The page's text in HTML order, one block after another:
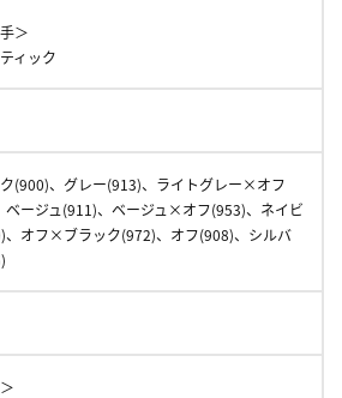
＞
ィック
(900)、グレー(913)、ライトグレー×オフ
ベージュ(911)、ベージュ×オフ(953)、ネイビ
、オフ×ブラック(972)、オフ(908)、シルバ